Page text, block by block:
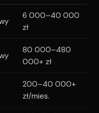
6 000–40 000
zł
80 000–480
000+ zł
200–40 000+
zł/mies.